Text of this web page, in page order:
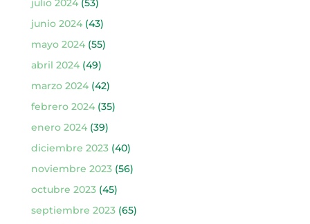
julio 2024(53)
junio 2024(43)
mayo 2024(55)
abril 2024(49)
marzo 2024(42)
febrero 2024(35)
enero 2024(39)
diciembre 2023(40)
noviembre 2023(56)
octubre 2023(45)
septiembre 2023(65)